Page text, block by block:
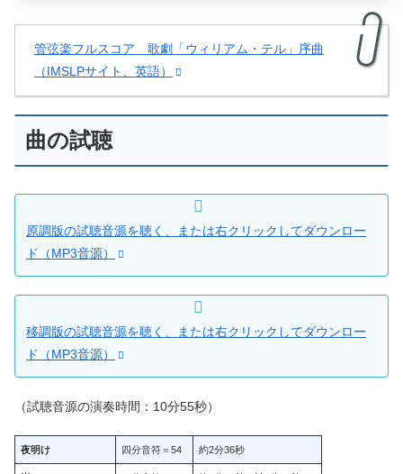
管弦楽フルスコア 歌劇「ウィリアム・テル」序曲
（IMSLPサイト、英語）
曲の試聴
原調版の試聴音源を聴く、または右クリックしてダウンロー
ド（MP3音源）
移調版の試聴音源を聴く、または右クリックしてダウンロー
ド（MP3音源）
（試聴音源の演奏時間：10分55秒）
夜明け 四分音符＝54 約2分36秒